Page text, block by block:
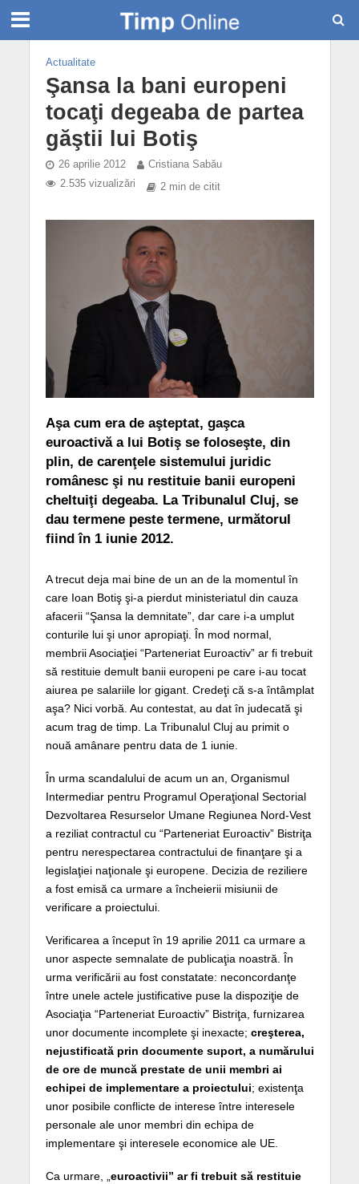
Actualitate
Şansa la bani europeni
tocaţi degeaba de partea
găştii lui Botiş
26 aprilie 2012
Cristiana Sabău
2.535 vizualizări
2 min de citit
Aşa cum era de aşteptat, gaşca
euroactivă a lui Botiş se foloseşte, din
plin, de carenţele sistemului juridic
românesc şi nu restituie banii europeni
cheltuiţi degeaba. La Tribunalul Cluj, se
dau termene peste termene, următorul
fiind în 1 iunie 2012.
A trecut deja mai bine de un an de la momentul în
care Ioan Botiş şi-a pierdut ministeriatul din cauza
afacerii “Şansa la demnitate”, dar care i-a umplut
conturile lui şi unor apropiaţi. În mod normal,
membrii Asociaţiei “Parteneriat Euroactiv” ar fi trebuit
să restituie demult banii europeni pe care i-au tocat
aiurea pe salariile lor gigant. Credeţi că s-a întâmplat
aşa? Nici vorbă. Au contestat, au dat în judecată şi
acum trag de timp. La Tribunalul Cluj au primit o
nouă amânare pentru data de 1 iunie.
În urma scandalului de acum un an, Organismul
Intermediar pentru Programul Operaţional Sectorial
Dezvoltarea Resurselor Umane Regiunea Nord-Vest
a reziliat contractul cu “Parteneriat Euroactiv” Bistriţa
pentru nerespectarea contractului de finanţare şi a
legislaţiei naţionale şi europene. Decizia de reziliere
a fost emisă ca urmare a încheierii misiunii de
verificare a proiectului.
Verificarea a început în 19 aprilie 2011 ca urmare a
unor aspecte semnalate de publicaţia noastră. În
urma verificării au fost constatate: neconcordanţe
între unele actele justificative puse la dispoziţie de
Asociaţia “Parteneriat Euroactiv” Bistriţa, furnizarea
unor documente incomplete şi inexacte; creşterea,
nejustificată prin documente suport, a numărului
de ore de muncă prestate de unii membri ai
echipei de implementare a proiectului; existenţa
unor posibile conflicte de interese între interesele
personale ale unor membri din echipa de
implementare şi interesele economice ale UE.
Ca urmare, „ euroactivii” ar fi trebuit să restituie